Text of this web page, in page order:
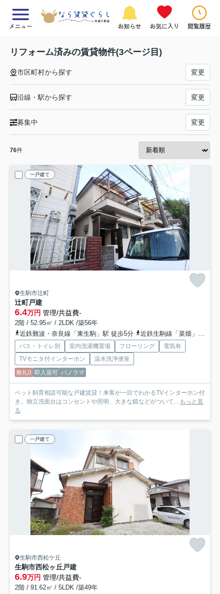
メニュー お知らせ お気に入り 閲覧履歴
リフォーム済みの賃貸物件(3ページ目)
市区町村から探す 変更
沿線・駅から探す 変更
募集中 変更
76件
一戸建て
生駒市辻町
辻町戸建
6.4万円 管理/共益費-
2階 / 52.95㎡ / 2LDK /築56年
近鉄難波・奈良線「東生駒」駅 徒歩5分
近鉄生駒線「菜畑」駅 徒歩14分
バス・トイレ別 室内洗濯機置場 フローリング
電気有
TVモニタ付インターホン
温水洗浄便座
敷礼0 即入居可 パノラマ
ペット飼育相談可能な戸建賃貸！来客が一目でわかるTVインターホン付
き。独立洗面台はコンセントや照明、大きな鏡などがついて... もっと見
る
一戸建て
生駒市西松ケ丘
生駒市西松ヶ丘戸建
6.9万円 管理/共益費-
2階 / 91.62㎡ / 5LDK /築49年